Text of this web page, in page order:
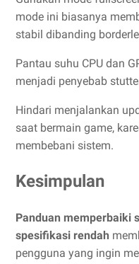
mode ini biasanya
stabil dibanding
Pantau suhu CPU dan
menjadi penyebab
Hindari menjalankan
saat bermain game,
membebani sistem.
Kesimpulan
Panduan memperbaiki
spesifikasi rendah
pengguna yang ingin